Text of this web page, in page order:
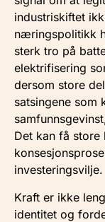
industriskiftet
næringspolitikk
sterk tro på
elektrifisering
dersom store
satsingene som
Det kan få store
investeringsvilje.
Kraft er ikke
identitet og